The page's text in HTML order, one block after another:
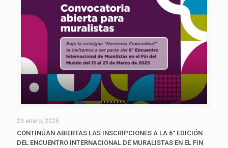
23 enero, 2025
CONTINÚAN ABIERTAS LAS INSCRIPCIONES A LA 6° EDICIÓN
DEL ENCUENTRO INTERNACIONAL DE MURALISTAS EN EL FIN